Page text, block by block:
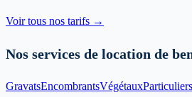
Voir tous nos tarifs →
Nos services de location de
GravatsEncombrantsVégétauxParticuliers